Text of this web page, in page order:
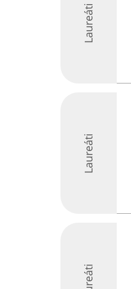
Laureáti
Laureáti